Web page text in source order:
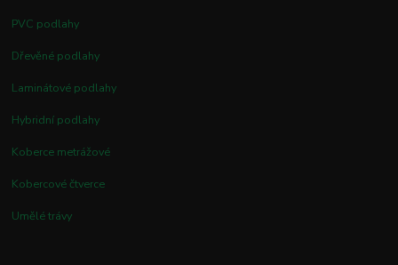
PVC podlahy
Dřevěné podlahy
Laminátové podlahy
Hybridní podlahy
Koberce metrážové
Kobercové čtverce
Umělé trávy